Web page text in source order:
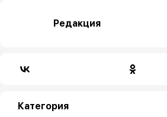
Редакция
Категория